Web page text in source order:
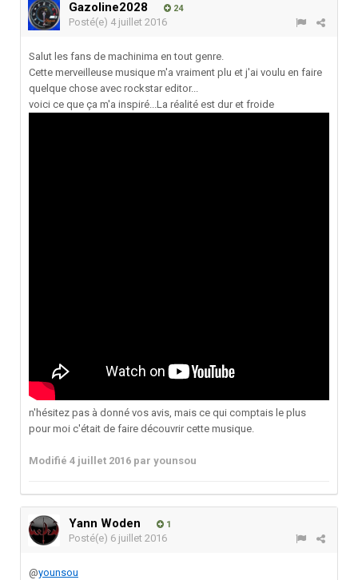
Gazoline2028 24
Posté(e) 4 juillet 2016
Salut les fans de machinima en tout genre.
Cette merveilleuse musique m'a vraiment plu et j'ai voulu en faire
quelque chose avec rockstar editor...
voici ce que ça m'a inspiré...La réalité est dur et froide
n'hésitez pas à donné vos avis, mais ce qui comptais le plus
pour moi c'était de faire découvrir cette musique.
Modifié 4 juillet 2016 par younsou
Yann Woden 1
Posté(e) 6 juillet 2016
@younsou